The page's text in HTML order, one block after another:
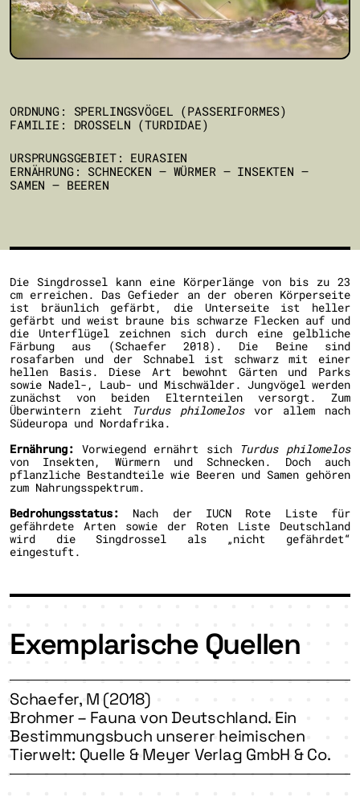
ORDNUNG: SPERLINGSVÖGEL (PASSERIFORMES)
FAMILIE: DROSSELN (TURDIDAE)
URSPRUNGSGEBIET: EURASIEN
ERNÄHRUNG: SCHNECKEN – WÜRMER – INSEKTEN –
SAMEN – BEEREN
Die Singdrossel kann eine Körperlänge von bis zu 23
cm erreichen. Das Gefieder an der oberen Körperseite
ist bräunlich gefärbt, die Unterseite ist heller
gefärbt und weist braune bis schwarze Flecken auf und
die Unterflügel zeichnen sich durch eine gelbliche
Färbung aus (Schaefer 2018). Die Beine sind
rosafarben und der Schnabel ist schwarz mit einer
hellen Basis. Diese Art bewohnt Gärten und Parks
sowie Nadel-, Laub- und Mischwälder. Jungvögel werden
zunächst von beiden Elternteilen versorgt. Zum
Überwintern zieht
Turdus philomelosvor allem nach
Südeuropa und Nordafrika.
Ernährung: Vorwiegend ernährt sich Turdus philomelos
von Insekten, Würmern und Schnecken. Doch auch
pflanzliche Bestandteile wie Beeren und Samen gehören
zum Nahrungsspektrum.
Bedrohungsstatus: Nach der IUCN Rote Liste für
gefährdete Arten sowie der Roten Liste Deutschland
wird die Singdrossel als „nicht gefährdet“
eingestuft.
Exemplarische Quellen
Schaefer, M (2018)
Brohmer – Fauna von Deutschland. Ein
Bestimmungsbuch unserer heimischen
Tierwelt: Quelle & Meyer Verlag GmbH & Co.